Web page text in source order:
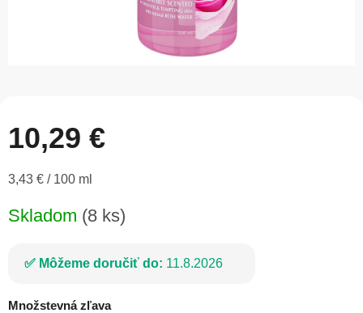
10,29 €
Jednotková
3,43 € / 100 ml
Skladom (8 ks)
Môžeme doručiť do: 11.8.2026
Množstevná zľava